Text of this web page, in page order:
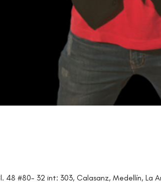
#80- 32 int: 303, Calasanz, Medellín, La